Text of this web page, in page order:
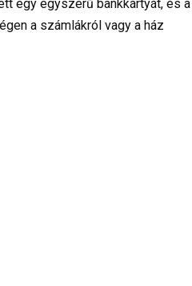
egy egyszerű bankkártyát, és a
a számlákról vagy a ház